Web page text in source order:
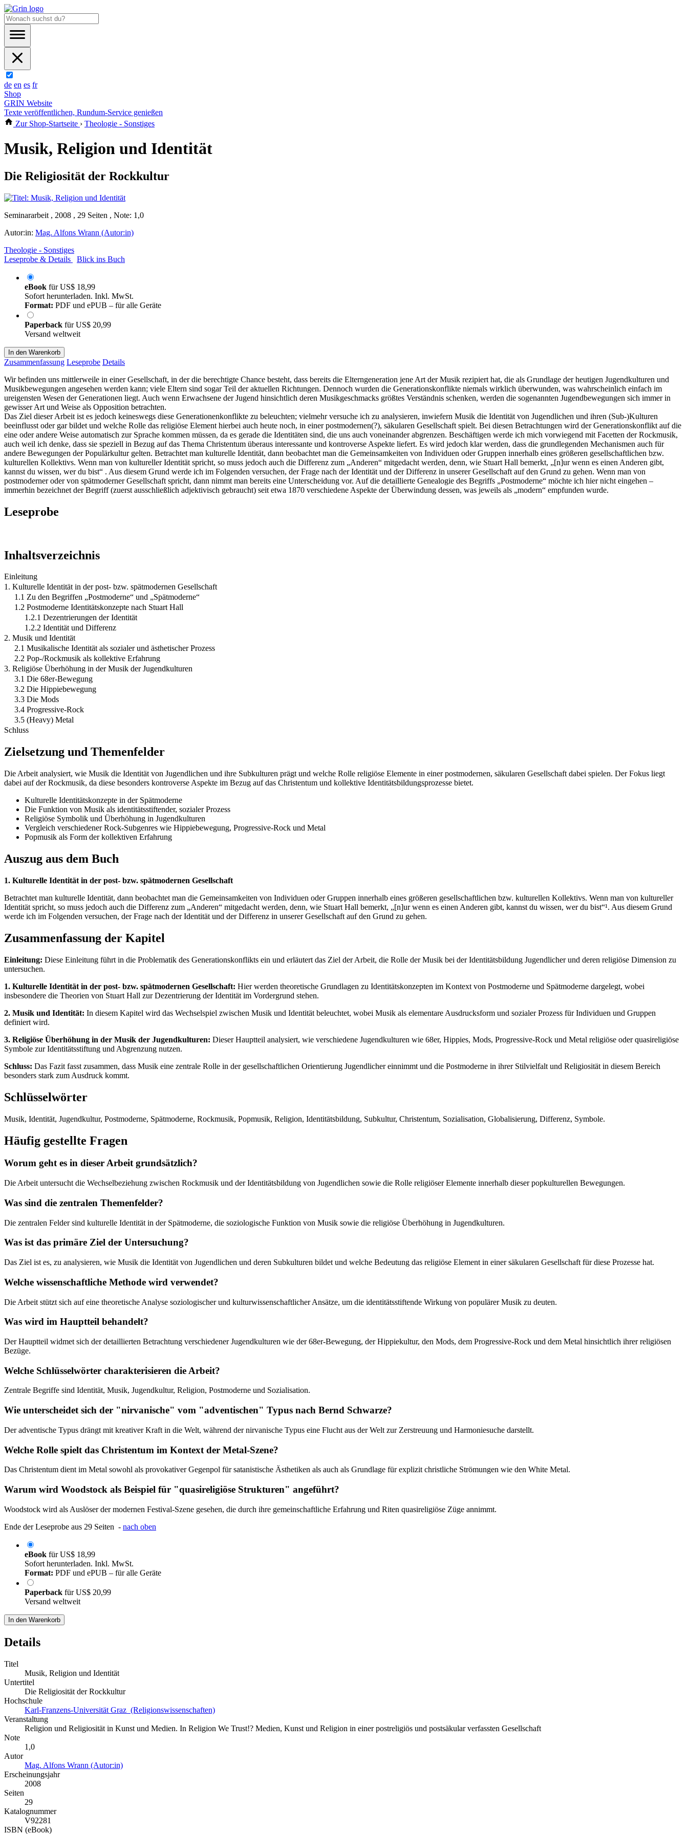
de en es fr
Shop
GRIN Website
Texte veröffentlichen, Rundum-Service genießen
Zur Shop-Startseite › Theologie - Sonstiges
Musik, Religion und Identität
Die Religiosität der Rockkultur
Seminararbeit , 2008 , 29 Seiten , Note: 1,0
Autor:in: Mag. Alfons Wrann (Autor:in)
Theologie - Sonstiges
Leseprobe & Details
Blick ins Buch
eBook fürUS$ 18,99
Sofort herunterladen. Inkl. MwSt.
Format: PDF und ePUB – für alle Geräte
Paperback fürUS$ 20,99
Versand weltweit
In den Warenkorb
Zusammenfassung Leseprobe Details
Wir befinden uns mittlerweile in einer Gesellschaft, in der die berechtigte Chance besteht, dass bereits die Elterngeneration jene Art der Musik rezipiert hat, die als Grundlage der heutigen Jugendkulturen und
Musikbewegungen angesehen werden kann; viele Eltern sind sogar Teil der aktuellen Richtungen. Dennoch wurden die Generationskonflikte niemals wirklich überwunden, was wahrscheinlich einfach im
ureigensten Wesen der Generationen liegt. Auch wenn Erwachsene der Jugend hinsichtlich deren Musikgeschmacks größtes Verständnis schenken, werden die sogenannten Jugendbewegungen sich immer in
gewisser Art und Weise als Opposition betrachten.
Das Ziel dieser Arbeit ist es jedoch keineswegs diese Generationenkonflikte zu beleuchten; vielmehr versuche ich zu analysieren, inwiefern Musik die Identität von Jugendlichen und ihren (Sub-)Kulturen
beeinflusst oder gar bildet und welche Rolle das religiöse Element hierbei auch heute noch, in einer postmodernen(?), säkularen Gesellschaft spielt. Bei diesen Betrachtungen wird der Generationskonflikt auf die
eine oder andere Weise automatisch zur Sprache kommen müssen, da es gerade die Identitäten sind, die uns auch voneinander abgrenzen. Beschäftigen werde ich mich vorwiegend mit Facetten der Rockmusik,
auch weil ich denke, dass sie speziell in Bezug auf das Thema Christentum überaus interessante und kontroverse Aspekte liefert. Es wird jedoch klar werden, dass die grundlegenden Mechanismen auch für
andere Bewegungen der Populärkultur gelten. Betrachtet man kulturelle Identität, dann beobachtet man die Gemeinsamkeiten von Individuen oder Gruppen innerhalb eines größeren gesellschaftlichen bzw.
kulturellen Kollektivs. Wenn man von kultureller Identität spricht, so muss jedoch auch die Differenz zum „Anderen“ mitgedacht werden, denn, wie Stuart Hall bemerkt, „[n]ur wenn es einen Anderen gibt,
kannst du wissen, wer du bist“ . Aus diesem Grund werde ich im Folgenden versuchen, der Frage nach der Identität und der Differenz in unserer Gesellschaft auf den Grund zu gehen. Wenn man von
postmoderner oder von spätmoderner Gesellschaft spricht, dann nimmt man bereits eine Unterscheidung vor. Auf die detaillierte Genealogie des Begriffs „Postmoderne“ möchte ich hier nicht eingehen –
immerhin bezeichnet der Begriff (zuerst ausschließlich adjektivisch gebraucht) seit etwa 1870 verschiedene Aspekte der Überwindung dessen, was jeweils als „modern“ empfunden wurde.
Leseprobe
Inhaltsverzeichnis
Einleitung
1. Kulturelle Identität in der post- bzw. spätmodernen Gesellschaft
1.1 Zu den Begriffen „Postmoderne“ und „Spätmoderne“
1.2 Postmoderne Identitätskonzepte nach Stuart Hall
1.2.1 Dezentrierungen der Identität
1.2.2 Identität und Differenz
2. Musik und Identität
2.1 Musikalische Identität als sozialer und ästhetischer Prozess
2.2 Pop-/Rockmusik als kollektive Erfahrung
3. Religiöse Überhöhung in der Musik der Jugendkulturen
3.1 Die 68er-Bewegung
3.2 Die Hippiebewegung
3.3 Die Mods
3.4 Progressive-Rock
3.5 (Heavy) Metal
Schluss
Zielsetzung und Themenfelder
Die Arbeit analysiert, wie Musik die Identität von Jugendlichen und ihre Subkulturen prägt und welche Rolle religiöse Elemente in einer postmodernen, säkularen Gesellschaft dabei spielen. Der Fokus liegt
dabei auf der Rockmusik, da diese besonders kontroverse Aspekte im Bezug auf das Christentum und kollektive Identitätsbildungsprozesse bietet.
Kulturelle Identitätskonzepte in der Spätmoderne
Die Funktion von Musik als identitätsstiftender, sozialer Prozess
Religiöse Symbolik und Überhöhung in Jugendkulturen
Vergleich verschiedener Rock-Subgenres wie Hippiebewegung, Progressive-Rock und Metal
Popmusik als Form der kollektiven Erfahrung
Auszug aus dem Buch
1. Kulturelle Identität in der post- bzw. spätmodernen Gesellschaft
Betrachtet man kulturelle Identität, dann beobachtet man die Gemeinsamkeiten von Individuen oder Gruppen innerhalb eines größeren gesellschaftlichen bzw. kulturellen Kollektivs. Wenn man von kultureller
Identität spricht, so muss jedoch auch die Differenz zum „Anderen“ mitgedacht werden, denn, wie Stuart Hall bemerkt, „[n]ur wenn es einen Anderen gibt, kannst du wissen, wer du bist“¹. Aus diesem Grund
werde ich im Folgenden versuchen, der Frage nach der Identität und der Differenz in unserer Gesellschaft auf den Grund zu gehen.
Zusammenfassung der Kapitel
Einleitung: Diese Einleitung führt in die Problematik des Generationskonflikts ein und erläutert das Ziel der Arbeit, die Rolle der Musik bei der Identitätsbildung Jugendlicher und deren religiöse Dimension zu
untersuchen.
1. Kulturelle Identität in der post- bzw. spätmodernen Gesellschaft: Hier werden theoretische Grundlagen zu Identitätskonzepten im Kontext von Postmoderne und Spätmoderne dargelegt, wobei
insbesondere die Theorien von Stuart Hall zur Dezentrierung der Identität im Vordergrund stehen.
2. Musik und Identität: In diesem Kapitel wird das Wechselspiel zwischen Musik und Identität beleuchtet, wobei Musik als elementare Ausdrucksform und sozialer Prozess für Individuen und Gruppen
definiert wird.
3. Religiöse Überhöhung in der Musik der Jugendkulturen: Dieser Hauptteil analysiert, wie verschiedene Jugendkulturen wie 68er, Hippies, Mods, Progressive-Rock und Metal religiöse oder quasireligiöse
Symbole zur Identitätsstiftung und Abgrenzung nutzen.
Schluss: Das Fazit fasst zusammen, dass Musik eine zentrale Rolle in der gesellschaftlichen Orientierung Jugendlicher einnimmt und die Postmoderne in ihrer Stilvielfalt und Religiosität in diesem Bereich
besonders stark zum Ausdruck kommt.
Schlüsselwörter
Musik, Identität, Jugendkultur, Postmoderne, Spätmoderne, Rockmusik, Popmusik, Religion, Identitätsbildung, Subkultur, Christentum, Sozialisation, Globalisierung, Differenz, Symbole.
Häufig gestellte Fragen
Worum geht es in dieser Arbeit grundsätzlich?
Die Arbeit untersucht die Wechselbeziehung zwischen Rockmusik und der Identitätsbildung von Jugendlichen sowie die Rolle religiöser Elemente innerhalb dieser popkulturellen Bewegungen.
Was sind die zentralen Themenfelder?
Die zentralen Felder sind kulturelle Identität in der Spätmoderne, die soziologische Funktion von Musik sowie die religiöse Überhöhung in Jugendkulturen.
Was ist das primäre Ziel der Untersuchung?
Das Ziel ist es, zu analysieren, wie Musik die Identität von Jugendlichen und deren Subkulturen bildet und welche Bedeutung das religiöse Element in einer säkularen Gesellschaft für diese Prozesse hat.
Welche wissenschaftliche Methode wird verwendet?
Die Arbeit stützt sich auf eine theoretische Analyse soziologischer und kulturwissenschaftlicher Ansätze, um die identitätsstiftende Wirkung von populärer Musik zu deuten.
Was wird im Hauptteil behandelt?
Der Hauptteil widmet sich der detaillierten Betrachtung verschiedener Jugendkulturen wie der 68er-Bewegung, der Hippiekultur, den Mods, dem Progressive-Rock und dem Metal hinsichtlich ihrer religiösen
Bezüge.
Welche Schlüsselwörter charakterisieren die Arbeit?
Zentrale Begriffe sind Identität, Musik, Jugendkultur, Religion, Postmoderne und Sozialisation.
Wie unterscheidet sich der "nirvanische" vom "adventischen" Typus nach Bernd Schwarze?
Der adventische Typus drängt mit kreativer Kraft in die Welt, während der nirvanische Typus eine Flucht aus der Welt zur Zerstreuung und Harmoniesuche darstellt.
Welche Rolle spielt das Christentum im Kontext der Metal-Szene?
Das Christentum dient im Metal sowohl als provokativer Gegenpol für satanistische Ästhetiken als auch als Grundlage für explizit christliche Strömungen wie den White Metal.
Warum wird Woodstock als Beispiel für "quasireligiöse Strukturen" angeführt?
Woodstock wird als Auslöser der modernen Festival-Szene gesehen, die durch ihre gemeinschaftliche Erfahrung und Riten quasireligiöse Züge annimmt.
Ende der Leseprobe aus 29 Seiten - nach oben
eBook fürUS$ 18,99
Sofort herunterladen. Inkl. MwSt.
Format: PDF und ePUB – für alle Geräte
Paperback fürUS$ 20,99
Versand weltweit
In den Warenkorb
Details
Titel
Musik, Religion und Identität
Untertitel
Die Religiosität der Rockkultur
Hochschule
Karl-Franzens-Universität Graz (Religionswissenschaften)
Veranstaltung
Religion und Religiosität in Kunst und Medien. In Religion We Trust!? Medien, Kunst und Religion in einer postreligiös und postsäkular verfassten Gesellschaft
Note
1,0
Autor
Mag. Alfons Wrann (Autor:in)
Erscheinungsjahr
2008
Seiten
29
Katalognummer
V92281
ISBN (eBook)